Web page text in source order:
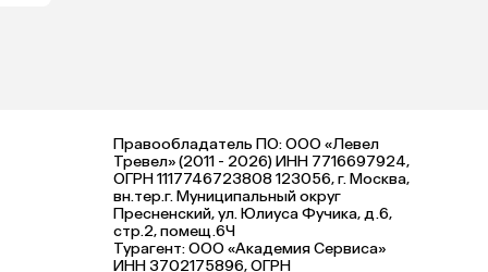
Правообладатель ПО: ООО «Левел
Тревел» (2011 - 2026) ИНН 7716697924,
ОГРН 1117746723808 123056, г. Москва,
вн.тер.г. Муниципальный округ
Пресненский, ул. Юлиуса Фучика, д.6,
стр.2, помещ.6Ч
Турагент: ООО «Академия Сервиса»
ИНН 3702175896, ОГРН